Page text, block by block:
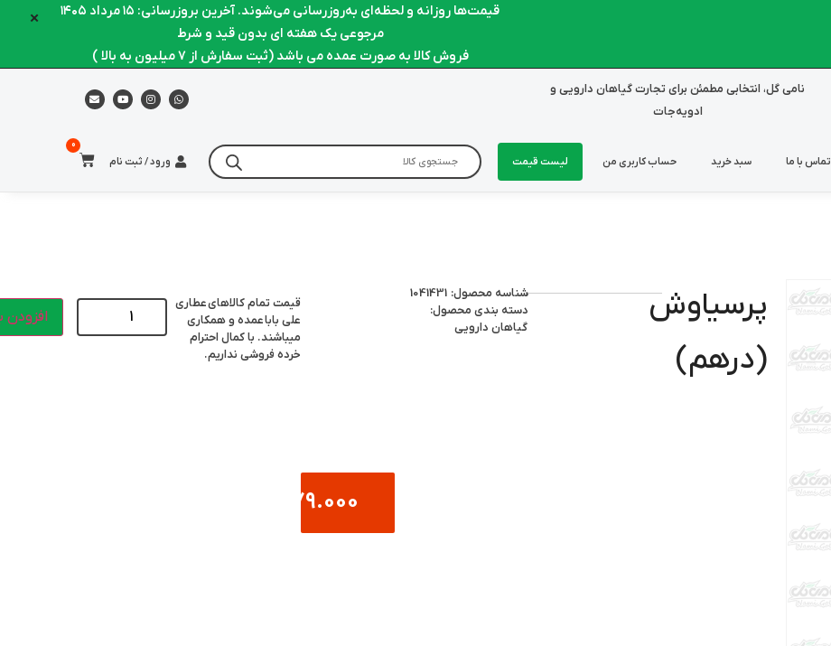
×
قیمت‌ها روزانه و لحظه‌ای به‌روزرسانی می‌شوند. آخرین بروزرسانی: ۱۵ مرداد ۱۴۰۵
مرجوعی یک هفته ای بدون قید و شرط
فروش کالا به صورت عمده می باشد (ثبت سفارش از 7 میلیون به بالا )
نامی گل، انتخابی مطمئن برای تجارت گیاهان دارویی و
ادویه‌جات
ورود / ثبت نام تماس با ما سبد خرید حساب کاربری من لیست قیمت
پرسیاوش
(درهم)
شناسه محصول: 1041431
دسته بندی محصول:
گیاهان دارویی
379.000
قیمت تمام کالاهایعطاری
علی باباعمده و همکاری
میباشند. با کمال احترام
خرده فروشی نداریم.
افزودن